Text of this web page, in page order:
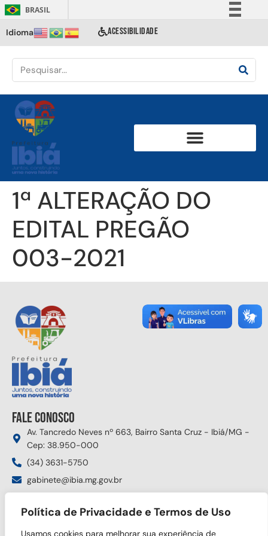
Política de Privacidade e Termos de Uso
Usamos cookies para melhorar sua experiência de
BRASIL
Comunica BR
Acesso à informação
Idioma ACESSIBILIDADE
1ª ALTERAÇÃO DO
EDITAL PREGÃO
003-2021
Fale conosco
Av. Tancredo Neves nº 663, Bairro Santa Cruz - Ibiá/MG -
Cep: 38.950-000
(34) 3631-5750
gabinete@ibia.mg.gov.br